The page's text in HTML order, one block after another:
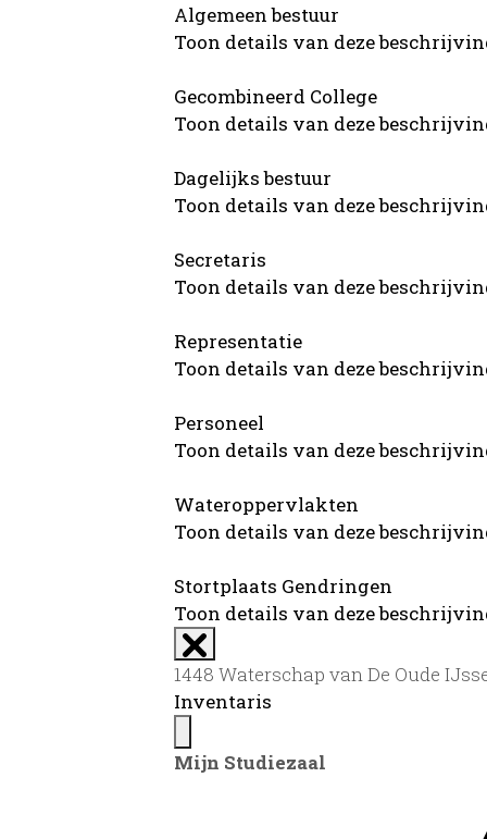
Algemeen bestuur
Toon details van deze
Gecombineerd College
Toon details van deze
Dagelijks bestuur
Toon details van deze
Secretaris
Toon details van deze
Representatie
Toon details van deze
Personeel
Toon details van deze
Wateroppervlakten
Toon details van deze
Stortplaats Gendringen
Toon details van deze
1448 Waterschap van De Oude
Inventaris
Mijn Studiezaal